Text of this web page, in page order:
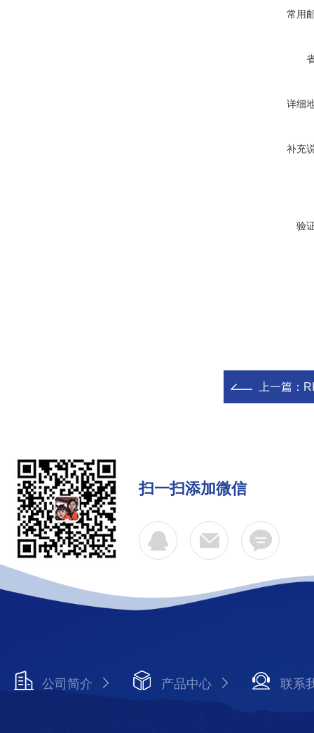
常用
详细
补充
验
上一篇：
扫一扫添加微信
公司简介 产品中心 联系